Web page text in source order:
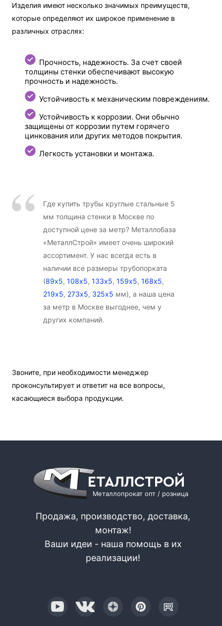
Изделия имеют несколько значимых преимуществ,
которые определяют их широкое применение в
различных отраслях:
Прочность, надежность. За счет своей
толщины стенки обеспечивают высокую
прочность и надежность.
Устойчивость к механическим повреждениям.
Устойчивость к коррозии. Они обычно
защищены от коррозии путем горячего
цинкования или других методов покрытия.
Легкость установки и монтажа.
Где купить трубы круглые стальные 5
мм толщина стенки в Москве по
доступной цене за метр? Металлобаза
«МеталлСтрой» имеет очень широкий
ассортимент. У нас всегда есть в
наличии все размеры трубопорката
(89х5,108х5,133х5,159х5,168х5,
219х5, 273х5, 325х5 мм), а наша цена
за метр в Москве выгоднее, чем у
других компаний.
Звоните, при необходимости менеджер
проконсультирует и ответит на все вопросы,
касающиеся выбора продукции.
ЕТАЛЛСТРОЙ
Металлопрокат опт / розница
Продажа, производство, доставка,
монтаж!
Ваши идеи - наша помощь в их
реализации!